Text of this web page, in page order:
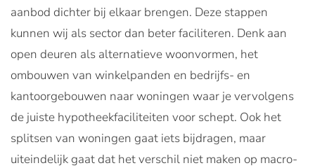
aanbod dichter bij elkaar brengen. Deze stappen
kunnen wij als sector dan beter faciliteren. Denk aan
open deuren als alternatieve woonvormen, het
ombouwen van winkelpanden en bedrijfs- en
kantoorgebouwen naar woningen waar je vervolgens
de juiste hypotheekfaciliteiten voor schept. Ook het
splitsen van woningen gaat iets bijdragen, maar
uiteindelijk gaat dat het verschil niet maken op macro-